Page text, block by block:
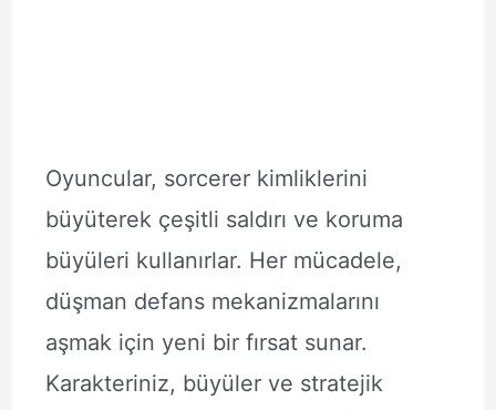
Oyuncular, sorcerer kimliklerini
büyüterek çeşitli saldırı ve koruma
büyüleri kullanırlar. Her mücadele,
düşman defans mekanizmalarını
aşmak için yeni bir fırsat sunar.
Karakteriniz, büyüler ve stratejik